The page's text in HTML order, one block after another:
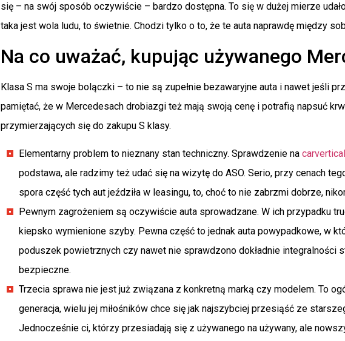
się – na swój sposób oczywiście – bardzo dostępna. To się w dużej mierze
taka jest wola ludu, to świetnie. Chodzi tylko o to, że te auta naprawdę między
Na co uważać, kupując używanego
Klasa S ma swoje bolączki – to nie są zupełnie bezawaryjne auta i nawet jeśli
pamiętać, że w Mercedesach drobiazgi też mają swoją cenę i potrafią napsuć
przymierzających się do zakupu S klasy.
Elementarny problem to nieznany stan techniczny. Sprawdzenie na
podstawa, ale radzimy też udać się na wizytę do ASO. Serio, przy cenach
spora część tych aut jeździła w leasingu, to, choć to nie zabrzmi dobrze,
Pewnym zagrożeniem są oczywiście auta sprowadzane. W ich przypadku
kiepsko wymienione szyby. Pewna część to jednak auta powypadkowe, w
poduszek powietrznych czy nawet nie sprawdzono dokładnie integralności
bezpieczne.
Trzecia sprawa nie jest już związana z konkretną marką czy modelem. To
generacja, wielu jej miłośników chce się jak najszybciej przesiąść ze
Jednocześnie ci, którzy przesiadają się z używanego na używany, ale